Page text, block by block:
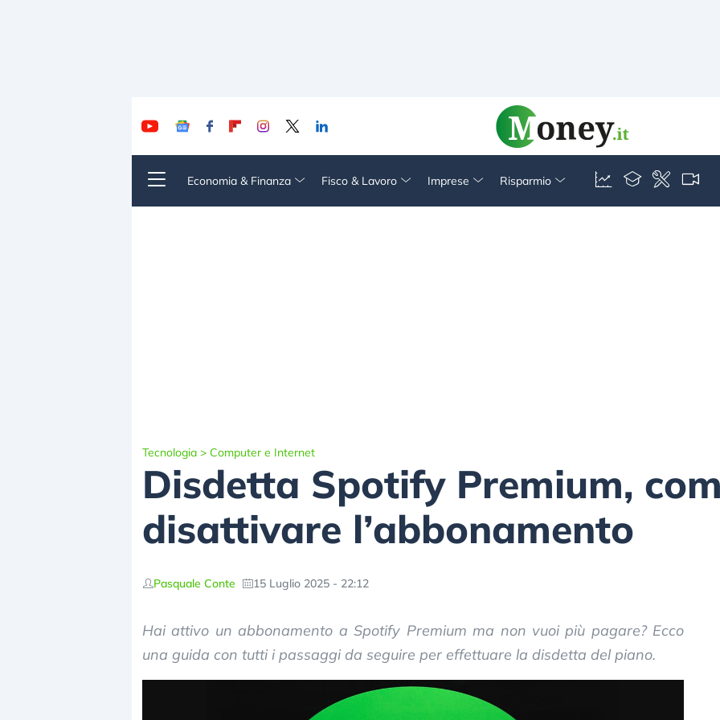
Economia & Finanza Fisco & Lavoro Imprese Risparmio
Tecnologia > Computer e Internet
Disdetta Spotify Premium,
disattivare l’abbonamento
Pasquale Conte 15 Luglio 2025 - 22:12
Hai attivo un abbonamento a Spotify Premium ma non vuoi più pagare? Ecco
una guida con tutti i passaggi da seguire per effettuare la disdetta del piano.